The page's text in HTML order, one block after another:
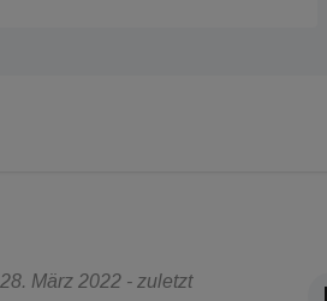
März 2022 - zuletzt